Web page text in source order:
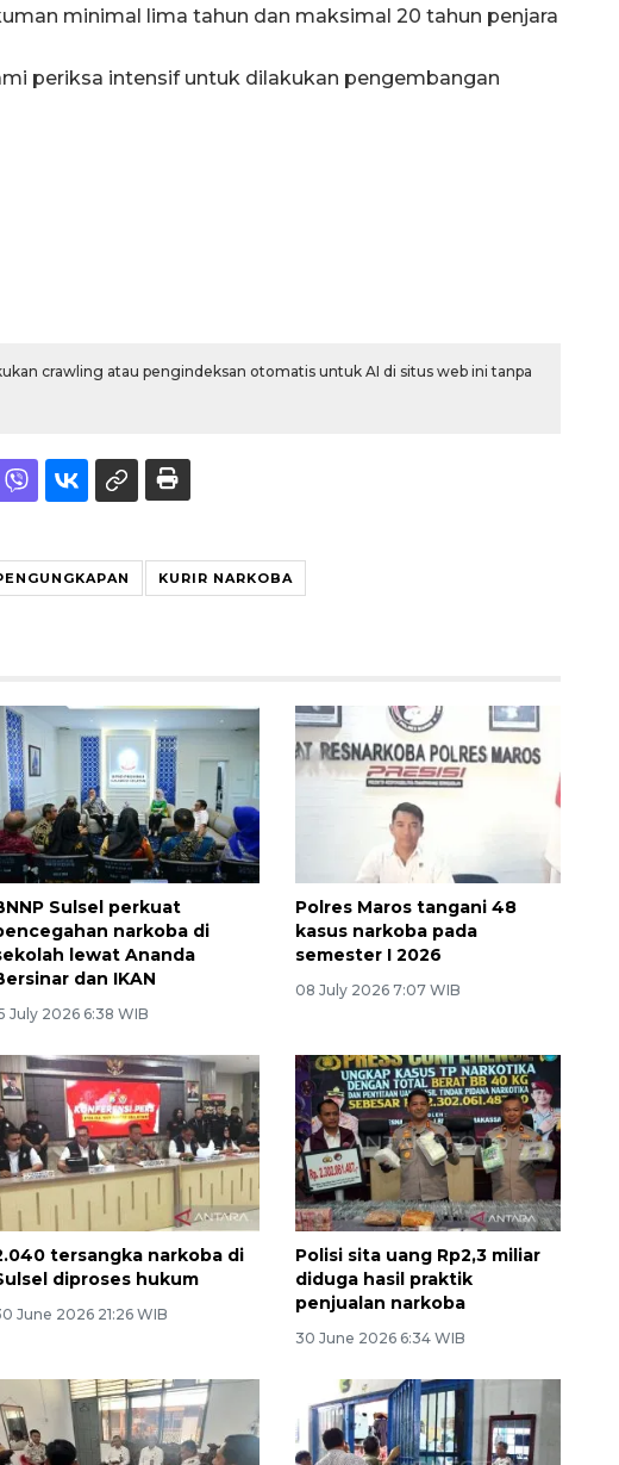
minimal lima tahun dan maksimal 20 tahun penjara
periksa intensif untuk dilakukan pengembangan
crawling atau pengindeksan otomatis untuk AI di situs web ini tanpa
KURIR NARKOBA
Sulsel perkuat
narkoba di
lewat Ananda
dan IKAN
July 2026 6:38 WIB
Polres Maros tangani 48
kasus narkoba pada
semester I 2026
08 July 2026 7:07 WIB
tersangka narkoba di
diproses hukum
June 2026 21:26 WIB
Polisi sita uang Rp2,3 miliar
diduga hasil praktik
penjualan narkoba
30 June 2026 6:34 WIB